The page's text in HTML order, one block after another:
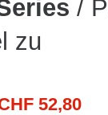
/
zu
52,80